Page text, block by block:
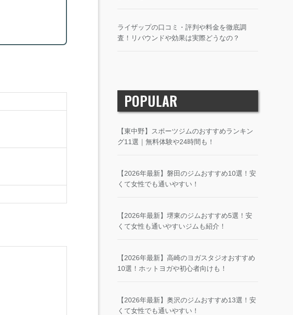
ライザップの口コミ・評判や料金を徹底調
査！リバウンドや効果は実際どうなの？
POPULAR
【東中野】スポーツジムのおすすめランキン
グ11選｜無料体験や24時間も！
【2026年最新】磐田のジムおすすめ10選！安
くて女性でも通いやすい！
【2026年最新】堺東のジムおすすめ5選！安
くて女性も通いやすいジムも紹介！
【2026年最新】高崎のヨガスタジオおすすめ
10選！ホットヨガや初心者向けも！
【2026年最新】奥沢のジムおすすめ13選！安
くて女性でも通いやすい！